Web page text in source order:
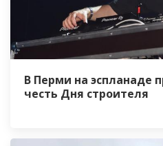
В Перми на эспланаде
честь Дня строителя